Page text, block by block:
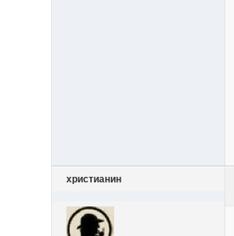
христианин